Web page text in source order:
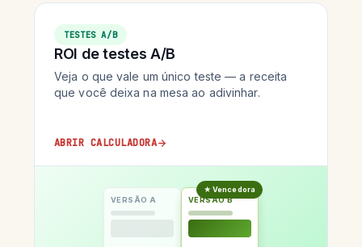
TESTES A/B
ROI de testes A/B
Veja o que vale um único teste — a receita
que você deixa na mesa ao adivinhar.
ABRIR CALCULADORA
VERSÃO A
★ Vencedora
VERSÃO B